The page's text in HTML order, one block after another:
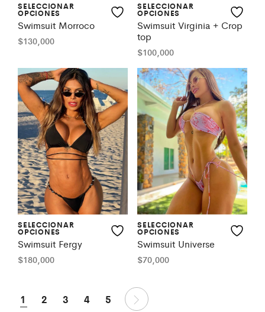
SELECCIONAR
OPCIONES
Swimsuit Morroco
$130,000
SELECCIONAR
OPCIONES
Swimsuit Virginia + Crop
top
$100,000
SELECCIONAR
OPCIONES
Swimsuit Fergy
$180,000
SELECCIONAR
OPCIONES
Swimsuit Universe
$70,000
1 2 3 4 5